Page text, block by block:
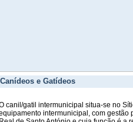
Canídeos e Gatídeos
canil/gatil intermunicipal situa-se no
intermunicipal, com gestão